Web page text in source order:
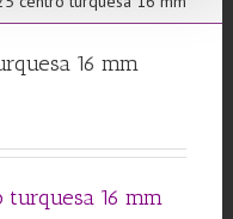
16 mm
turquesa 16 mm